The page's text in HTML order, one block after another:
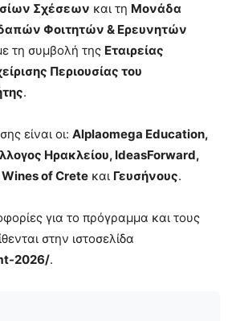
Σχέσεων και τη Μονάδα
Φοιτητών & Ερευνητών
τη συμβολή της Εταιρείας
Περιουσίας του
.
είναι οι: Alplaomega Education,
Ηρακλείου, IdeasForward,
of Crete και Γευσήνους.
για το πρόγραμμα και τους
στην ιστοσελίδα
2026/.